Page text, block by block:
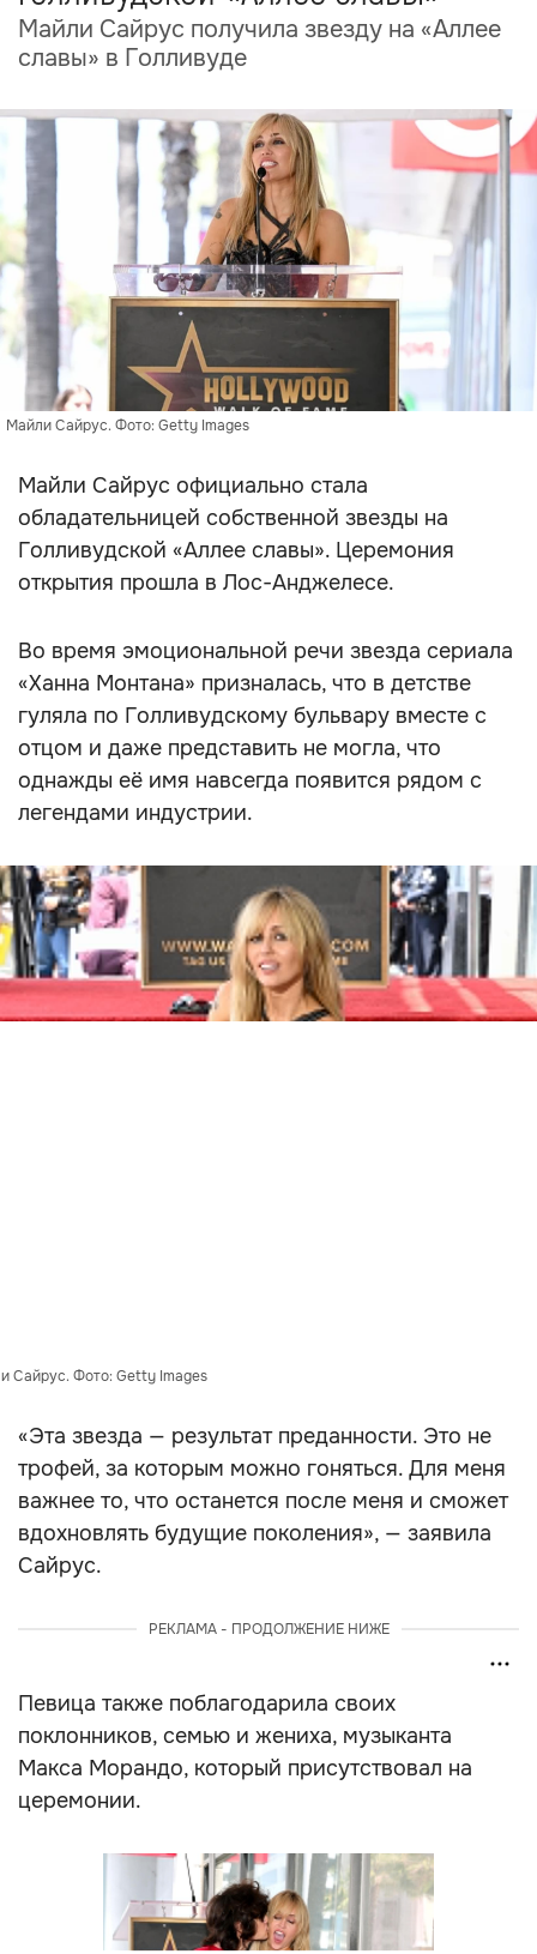
Майли Сайрус получила звезду на «Аллее
славы» в Голливуде
Майли Сайрус. Фото: Getty Images
Майли Сайрус официально стала
обладательницей собственной звезды на
Голливудской «Аллее славы». Церемония
открытия прошла в Лос-Анджелесе.
Во время эмоциональной речи звезда сериала
«Ханна Монтана» призналась, что в детстве
гуляла по Голливудскому бульвару вместе с
отцом и даже представить не могла, что
однажды её имя навсегда появится рядом с
легендами индустрии.
Сайрус. Фото: Getty Images
«Эта звезда — результат преданности. Это не
трофей, за которым можно гоняться. Для меня
важнее то, что останется после меня и сможет
вдохновлять будущие поколения», — заявила
Сайрус.
РЕКЛАМА - ПРОДОЛЖЕНИЕ НИЖЕ
Певица также поблагодарила своих
поклонников, семью и жениха, музыканта
Макса Морандо, который присутствовал на
церемонии.